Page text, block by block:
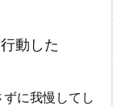
動した
に我慢してし